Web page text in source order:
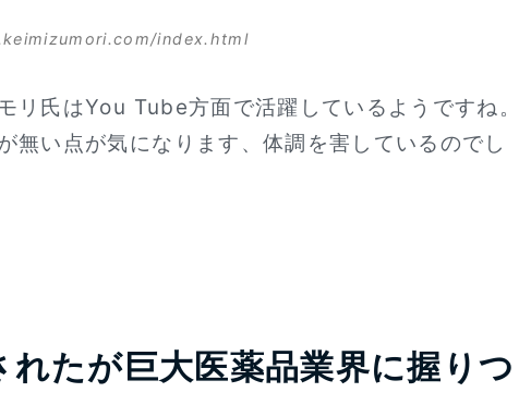
index.html
リ氏はYou Tube方面で活躍しているようですね。
無い点が気になります、体調を害しているのでし
たが巨大医薬品業界に握りつ